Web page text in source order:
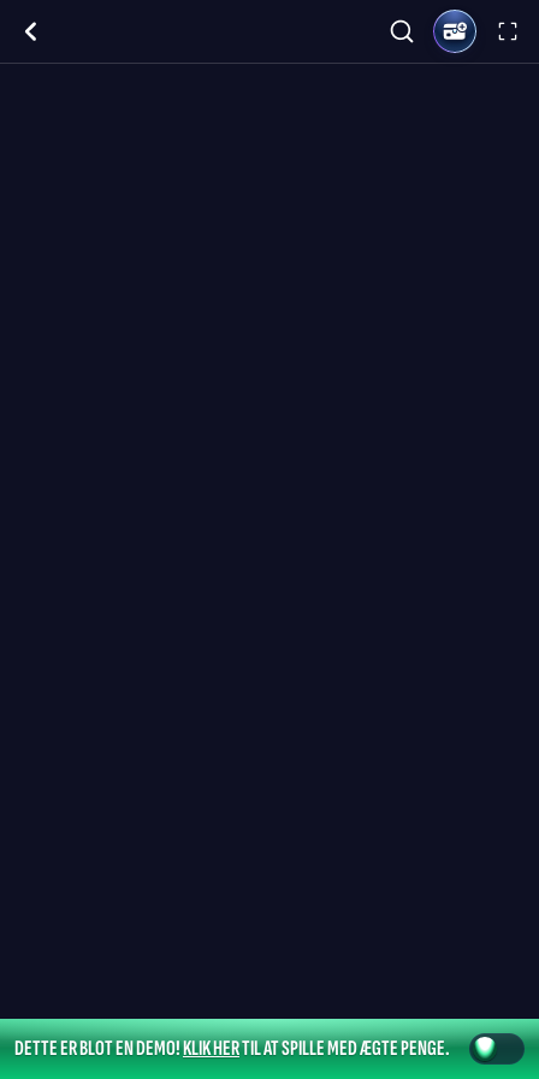
DETTE ER BLOT EN DEMO!KLIK HERTIL AT SPILLE MED ÆGTE PENGE.